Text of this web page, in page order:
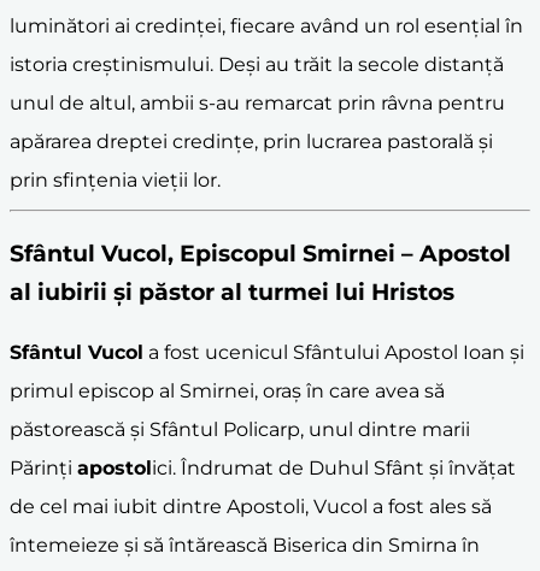
luminători ai credinței, fiecare având un rol esențial în
istoria creștinismului. Deși au trăit la secole distanță
unul de altul, ambii s-au remarcat prin râvna pentru
apărarea dreptei credințe, prin lucrarea pastorală și
prin sfințenia vieții lor.
Sfântul Vucol, Episcopul Smirnei – Apostol
al iubirii și păstor al turmei lui Hristos
Sfântul Vucol a fost ucenicul Sfântului Apostol Ioan și
primul episcop al Smirnei, oraș în care avea să
păstorească și Sfântul Policarp, unul dintre marii
Părinți apostolici. Îndrumat de Duhul Sfânt și învățat
de cel mai iubit dintre Apostoli, Vucol a fost ales să
întemeieze și să întărească Biserica din Smirna în